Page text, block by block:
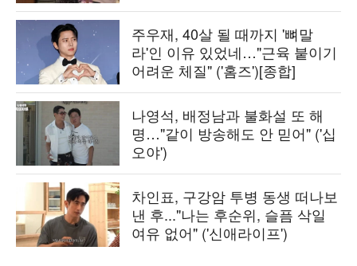
주우재, 40살 될 때까지 '뼈말
라'인 이유 있었네…"근육 붙이기
어려운 체질" ('홈즈')[종합]
나영석, 배정남과 불화설 또 해
명…"같이 방송해도 안 믿어" ('십
오야')
차인표, 구강암 투병 동생 떠나보
낸 후..."나는 후순위, 슬픔 삭일
여유 없어" ('신애라이프')